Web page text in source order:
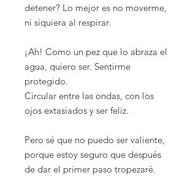
detener? Lo mejor es no moverme,
ni siquiera al respirar.
¡Ah! Como un pez que lo abraza el
agua, quiero ser. Sentirme
protegido.
Circular entre las ondas, con los
ojos extasiados y ser feliz.
Pero sé que no puedo ser valiente,
porque estoy seguro que después
de dar el primer paso tropezaré.